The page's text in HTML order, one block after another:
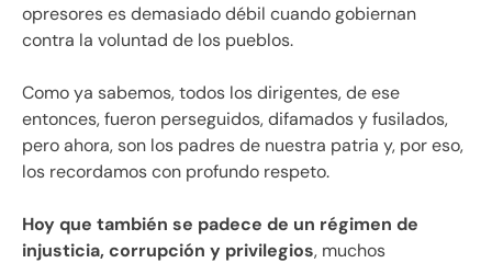
opresores es demasiado débil cuando gobiernan
contra la voluntad de los pueblos.
Como ya sabemos, todos los dirigentes, de ese
entonces, fueron perseguidos, difamados y fusilados,
pero ahora, son los padres de nuestra patria y, por eso,
los recordamos con profundo respeto.
Hoy que también se padece de un régimen de
injusticia, corrupción y privilegios, muchos